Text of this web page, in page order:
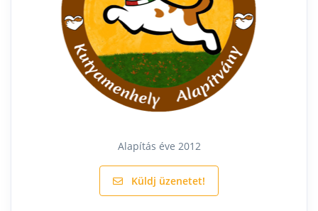
Alapítás éve 2012
Küldj üzenetet!